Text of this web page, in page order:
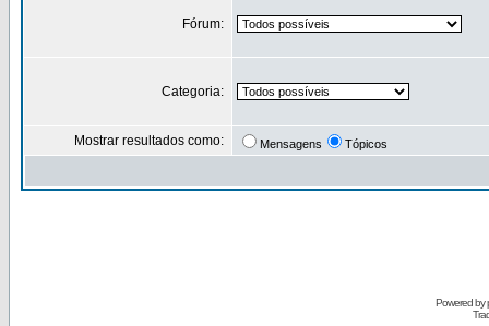
Fórum:
Categoria:
Mostrar resultados como: Mensagens Tópicos
Powered by